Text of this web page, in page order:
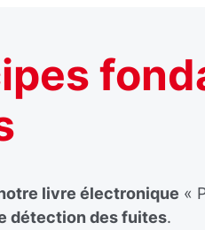
livre électronique «
détection des fuites.